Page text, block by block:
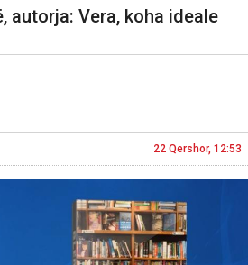
autorja: Vera, koha ideale
22 Qershor, 12:53